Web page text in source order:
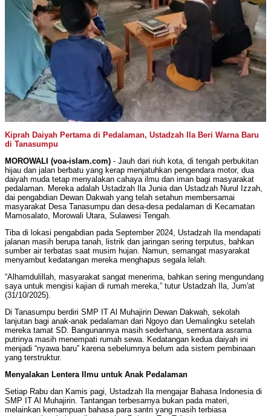
Kiprah Daiyah Pertama di Pedalaman, Ustadzah Ila Beri Warna Baru
di Tanasumpu
MOROWALI (voa-islam.com) - Jauh dari riuh kota, di tengah perbukitan
hijau dan jalan berbatu yang kerap menjatuhkan pengendara motor, dua
daiyah muda tetap menyalakan cahaya ilmu dan iman bagi masyarakat
pedalaman. Mereka adalah Ustadzah Ila Junia dan Ustadzah Nurul Izzah,
dai pengabdian Dewan Dakwah yang telah setahun membersamai
masyarakat Desa Tanasumpu dan desa-desa pedalaman di Kecamatan
Mamosalato, Morowali Utara, Sulawesi Tengah.
Tiba di lokasi pengabdian pada September 2024, Ustadzah Ila mendapati
jalanan masih berupa tanah, listrik dan jaringan sering terputus, bahkan
sumber air terbatas saat musim hujan. Namun, semangat masyarakat
menyambut kedatangan mereka menghapus segala lelah.
“Alhamdulillah, masyarakat sangat menerima, bahkan sering mengundang
saya untuk mengisi kajian di rumah mereka,” tutur Ustadzah Ila, Jum'at
(31/10/2025).
Di Tanasumpu berdiri SMP IT Al Muhajirin Dewan Dakwah, sekolah
lanjutan bagi anak-anak pedalaman dari Ngoyo dan Uemalingku setelah
mereka tamat SD. Bangunannya masih sederhana, sementara asrama
putrinya masih menempati rumah sewa. Kedatangan kedua daiyah ini
menjadi “nyawa baru” karena sebelumnya belum ada sistem pembinaan
yang terstruktur.
Menyalakan Lentera Ilmu untuk Anak Pedalaman
Setiap Rabu dan Kamis pagi, Ustadzah Ila mengajar Bahasa Indonesia di
SMP IT Al Muhajirin. Tantangan terbesarnya bukan pada materi,
melainkan kemampuan bahasa para santri yang masih terbiasa